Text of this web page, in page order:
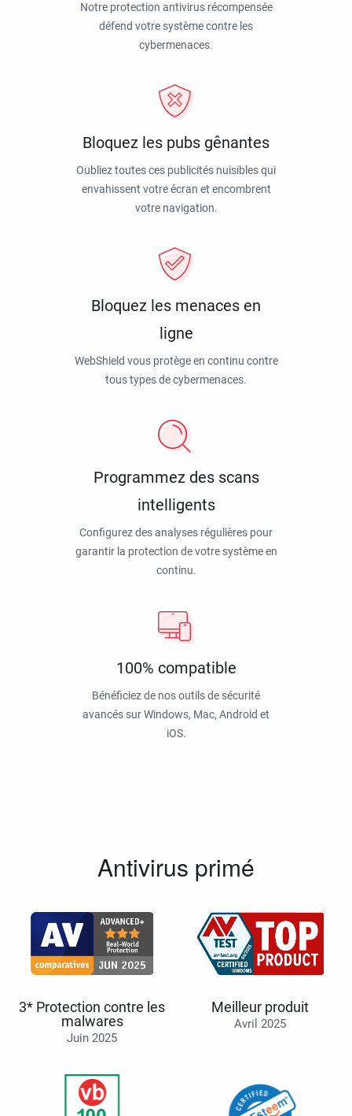
Notre protection antivirus récompensée
défend votre système contre les
cybermenaces.
Bloquez les pubs gênantes
Oubliez toutes ces publicités nuisibles qui
envahissent votre écran et encombrent
votre navigation.
Bloquez les menaces en
ligne
WebShield vous protège en continu contre
tous types de cybermenaces.
Programmez des scans
intelligents
Configurez des analyses régulières pour
garantir la protection de votre système en
continu.
100% compatible
Bénéficiez de nos outils de sécurité
avancés sur Windows, Mac, Android et
iOS.
Antivirus primé
3* Protection contre les
malwares
Juin 2025
Meilleur produit
Avril 2025